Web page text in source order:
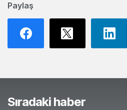
Paylaş
Sıradaki haber